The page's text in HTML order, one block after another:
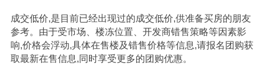
成交低价,是目前已经出现过的成交低价,供准备买房的朋友
参考。由于受市场、楼冻位置、开发商错售策略等因素影
响,价格会浮动,具体在售楼及错售价格等信息,请报名团购获
取最新在售信息,同时享受更多的团购优惠。